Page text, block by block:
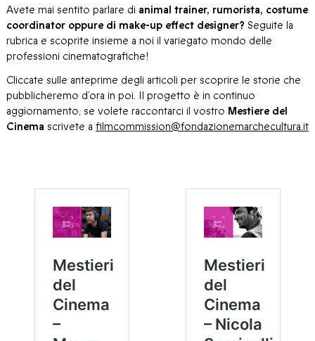
Avete mai sentito parlare di animal trainer, rumorista, costume
coordinator oppure di make-up effect designer? Seguite la
rubrica e scoprite insieme a noi il variegato mondo delle
professioni cinematografiche!
Cliccate sulle anteprime degli articoli per scoprire le storie che
pubblicheremo d’ora in poi. Il progetto è in continuo
aggiornamento, se volete raccontarci il vostro Mestiere del
Cinema scrivete a filmcommission@fondazionemarchecultura.it